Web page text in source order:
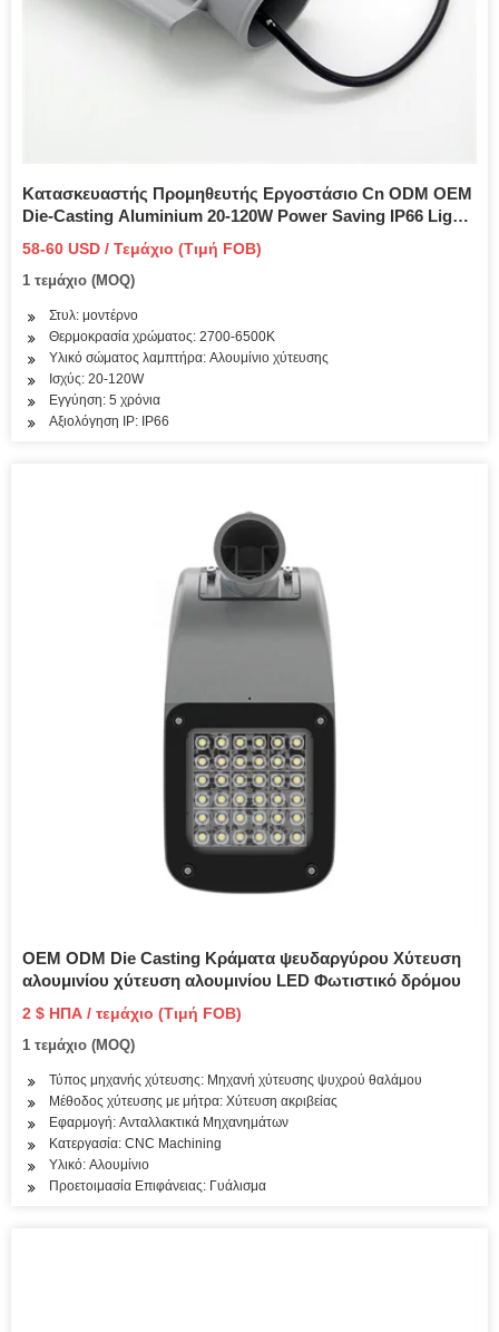
Κατασκευαστής Προμηθευτής Εργοστάσιο Cn ODM OEM
Die-Casting Aluminium 20-120W Power Saving IP66 Light
Αδιάβροχο Solar Post Top Φωτιστικό κήπου Φωτιστικό
LED Φωτισμός δρόμου
58-60 USD / Τεμάχιο (Τιμή FOB)
1 τεμάχιο (MOQ)
Στυλ: μοντέρνο
Θερμοκρασία χρώματος: 2700-6500K
Υλικό σώματος λαμπτήρα: Αλουμίνιο χύτευσης
Ισχύς: 20-120W
Εγγύηση: 5 χρόνια
Αξιολόγηση IP: IP66
OEM ODM Die Casting Κράματα ψευδαργύρου Χύτευση
αλουμινίου χύτευση αλουμινίου LED Φωτιστικό δρόμου
2 $ ΗΠΑ / τεμάχιο (Τιμή FOB)
1 τεμάχιο (MOQ)
Τύπος μηχανής χύτευσης: Μηχανή χύτευσης ψυχρού θαλάμου
Μέθοδος χύτευσης με μήτρα: Χύτευση ακριβείας
Εφαρμογή: Ανταλλακτικά Μηχανημάτων
Κατεργασία: CNC Machining
Υλικό: Αλουμίνιο
Προετοιμασία Επιφάνειας: Γυάλισμα